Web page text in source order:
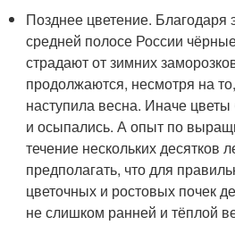
Позднее цветение. Благодаря
средней полосе России
страдают от зимних
продолжаются, несмотря на
наступила весна. Иначе
и осыпались. А опыт по
течение нескольких десятков
предполагать, что для
цветочных и ростовых почек
не слишком ранней и тёплой